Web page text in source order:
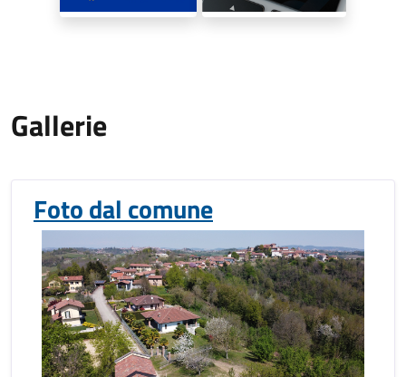
Gallerie
Foto dal comune